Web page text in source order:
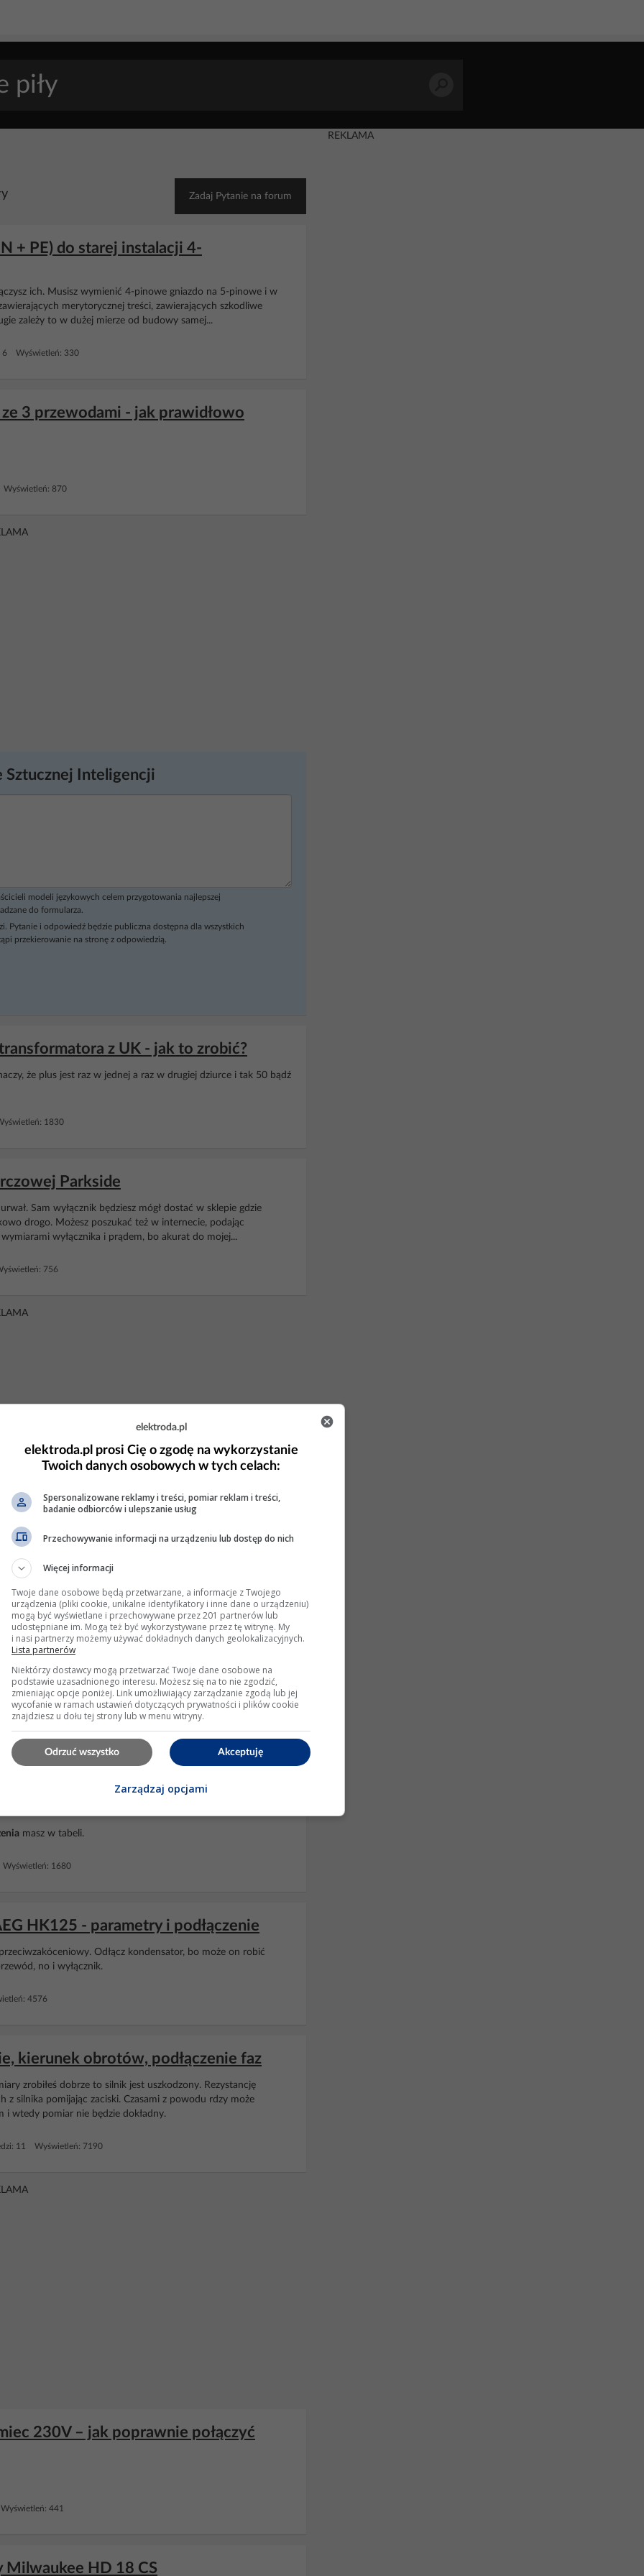
Zadaj Pytanie na forum
+ PE) do starej instalacji 4-
ich. Musisz wymienić 4-pinowe gniazdo na 5-pinowe i w
merytorycznej treści, zawierających szkodliwe
zależy to w dużej mierze od budowy samej...
6 Wyświetleń: 330
ze 3 przewodami - jak prawidłowo
870
Sztucznej Inteligencji
modeli językowych celem przygotowania najlepszej
do formularza.
Pytanie i odpowiedź będzie publiczna dostępna dla wszystkich
przekierowanie na stronę z odpowiedzią.
z UK - jak to zrobić?
że plus jest raz w jednej a raz w drugiej dziurce i tak 50 bądź
1830
Parkside
Sam wyłącznik będziesz mógł dostać w sklepie gdzie
drogo. Możesz poszukać też w internecie, podając
wyłącznika i prądem, bo akurat do mojej...
756
piły
miejsce.
1806
blaszki są prawidłowo połączone?
8328
2.2Kw 2800 obr. do piły stołowej
masz w tabeli.
1680
HK125 - parametry i podłączenie
Odłącz kondensator, bo może on robić
no i wyłącznik.
4576
kierunek obrotów, podłączenie faz
zrobiłeś dobrze to silnik jest uszkodzony. Rezystancję
silnika pomijając zaciski. Czasami z powodu rdzy może
i wtedy pomiar nie będzie dokładny.
11 Wyświetleń: 7190
230V – jak poprawnie połączyć
441
Milwaukee HD 18 CS
REKLAMA
elektroda.pl
elektroda.pl prosi Cię o zgodę na wykorzystanie
Twoich danych osobowych w tych celach:
Spersonalizowane reklamy i treści, pomiar reklam i treści,
badanie odbiorców i ulepszanie usług
Przechowywanie informacji na urządzeniu lub dostęp do nich
Więcej informacji
Twoje dane osobowe będą przetwarzane, a informacje z Twojego
urządzenia (pliki cookie, unikalne identyfikatory i inne dane o urządzeniu)
mogą być wyświetlane i przechowywane przez 201 partnerów lub
udostępniane im. Mogą też być wykorzystywane przez tę witrynę. My
i nasi partnerzy możemy używać dokładnych danych geolokalizacyjnych.
Lista partnerów
Niektórzy dostawcy mogą przetwarzać Twoje dane osobowe na
podstawie uzasadnionego interesu. Możesz się na to nie zgodzić,
zmieniając opcje poniżej. Link umożliwiający zarządzanie zgodą lub jej
wycofanie w ramach ustawień dotyczących prywatności i plików cookie
znajdziesz u dołu tej strony lub w menu witryny.
Akceptuję
Odrzuć wszystko
Zarządzaj opcjami